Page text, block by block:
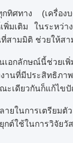
กทิศทาง (เครื่อ
เพิ่มเติม ในระหว่
สามมิติ ช่วยให้สา
เอกลักษณ์นี้ช่วย
านที่มีประสิทธิภ
ะเดียวกันก็แก้ไข
ายในการเตรียม
กต์ใช้ในการวิจัย